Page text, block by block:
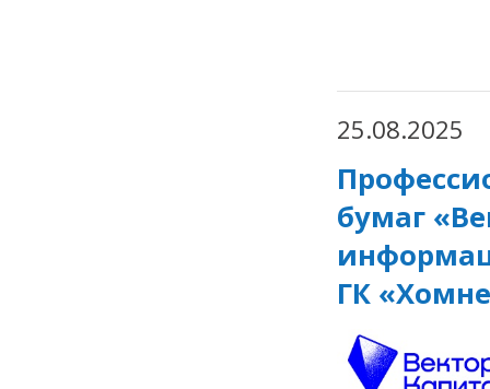
25.08.2025
бумаг
ГК